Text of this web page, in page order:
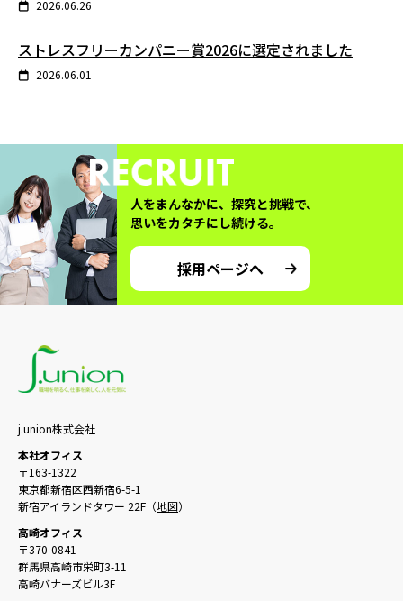
2026.06.26
ストレスフリーカンパニー賞2026に選定されました
2026.06.01
人をまんなかに、探究と挑戦で、
思いをカタチにし続ける。
採用ページへ
j.union株式会社
本社オフィス
〒163-1322
東京都新宿区西新宿6-5-1
新宿アイランドタワー 22F（地図）
高崎オフィス
〒370-0841
群馬県高崎市栄町3-11
高崎バナーズビル3F